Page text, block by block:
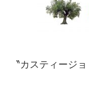
〝カスティージ